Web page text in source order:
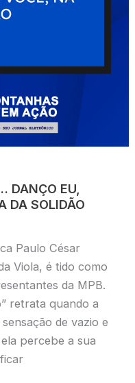
DANÇO EU,
DA SOLIDÃO
Paulo César
Viola, é tido como
da MPB.
retrata quando a
de vazio e
percebe a sua